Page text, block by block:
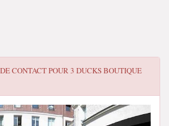
CONTACT POUR3 DUCKS BOUTIQUE